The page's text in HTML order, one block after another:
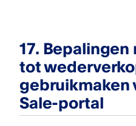
17.
tot
gebruikmaken
Sale-portal